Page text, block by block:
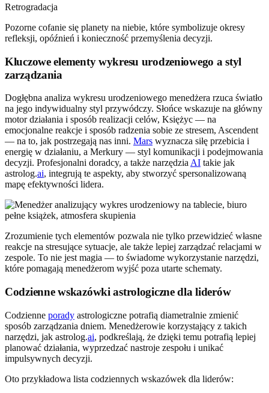
Retrogradacja
Pozorne cofanie się planety na niebie, które symbolizuje okresy
refleksji, opóźnień i konieczność przemyślenia decyzji.
Kluczowe elementy wykresu urodzeniowego a styl
zarządzania
Dogłębna analiza wykresu urodzeniowego menedżera rzuca światło
na jego indywidualny styl przywódczy. Słońce wskazuje na główny
motor działania i sposób realizacji celów, Księżyc — na
emocjonalne reakcje i sposób radzenia sobie ze stresem, Ascendent
— na to, jak postrzegają nas inni. Mars wyznacza siłę przebicia i
energię w działaniu, a Merkury — styl komunikacji i podejmowania
decyzji. Profesjonalni doradcy, a także narzędzia AI takie jak
astrolog.ai, integrują te aspekty, aby stworzyć spersonalizowaną
mapę efektywności lidera.
Zrozumienie tych elementów pozwala nie tylko przewidzieć własne
reakcje na stresujące sytuacje, ale także lepiej zarządzać relacjami w
zespole. To nie jest magia — to świadome wykorzystanie narzędzi,
które pomagają menedżerom wyjść poza utarte schematy.
Codzienne wskazówki astrologiczne dla liderów
Codzienne porady astrologiczne potrafią diametralnie zmienić
sposób zarządzania dniem. Menedżerowie korzystający z takich
narzędzi, jak astrolog.ai, podkreślają, że dzięki temu potrafią lepiej
planować działania, wyprzedzać nastroje zespołu i unikać
impulsywnych decyzji.
Oto przykładowa lista codziennych wskazówek dla liderów: